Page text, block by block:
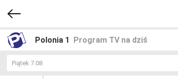
Polonia 1 Program TV na dziś
Piątek 7.08